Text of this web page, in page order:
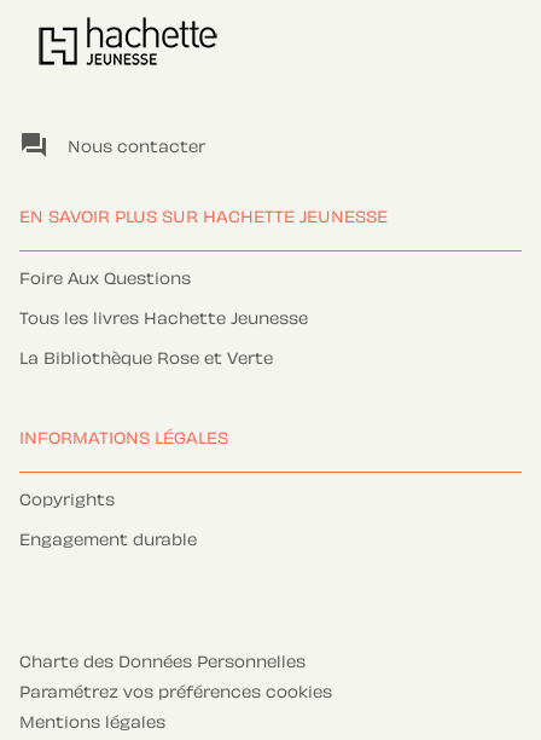
question_answer Nous contacter
EN SAVOIR PLUS SUR HACHETTE JEUNESSE
Foire Aux Questions
Tous les livres Hachette Jeunesse
La Bibliothèque Rose et Verte
INFORMATIONS LÉGALES
Copyrights
Engagement durable
Charte des Données Personnelles
Paramétrez vos préférences cookies
Mentions légales